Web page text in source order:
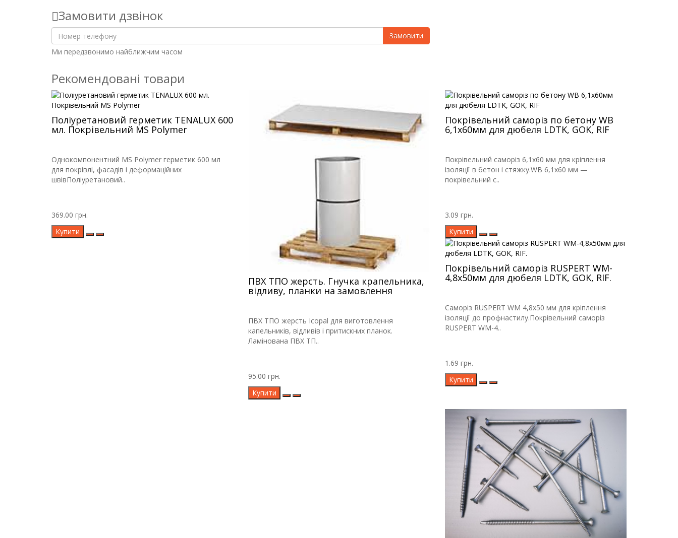
Замовити дзвінок
Замовити
Ми передзвонимо найближчим часом
Рекомендовані товари
Поліуретановий герметик TENALUX 600
мл. Покрівельний MS Polymer
Однокомпонентний MS Polymer герметик 600 мл
для покрівлі, фасадів і деформаційних
швівПоліуретановий..
369.00 грн.
Купити
ПВХ ТПО жерсть. Гнучка крапельника,
відливу, планки на замовлення
ПВХ ТПО жерсть Icopal для виготовлення
капельників, відливів і притискних планок.
Ламінована ПВХ ТП..
95.00 грн.
Купити
Покрівельний саморіз по бетону WB
6,1х60мм для дюбеля LDTK, GOK, RIF
Покрівельний саморіз 6,1х60 мм для кріплення
ізоляції в бетон і стяжку.WB 6,1х60 мм —
покрівельний с..
3.09 грн.
Купити
Покрівельний саморіз RUSPERT WM-
4,8х50мм для дюбеля LDTK, GOK, RIF.
Саморіз RUSPERT WM 4,8х50 мм для кріплення
ізоляції до профнастилу.Покрівельний саморіз
RUSPERT WM-4..
1.69 грн.
Купити